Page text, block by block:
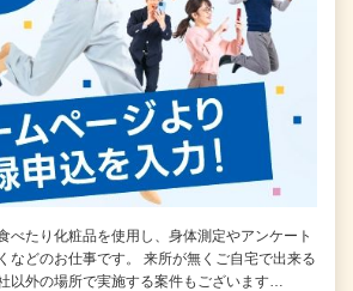
べたり化粧品を使用し、身体測定やアンケート
などのお仕事です。 来所が無くご自宅で出来る
以外の場所で実施する案件もございます…